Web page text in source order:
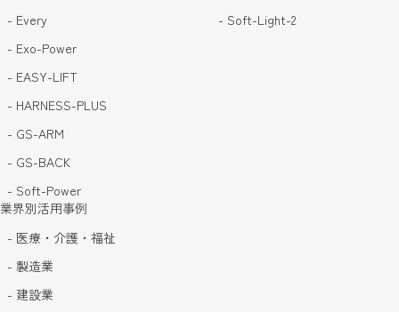
- Every
- Exo-Power
- EASY-LIFT
- HARNESS-PLUS
- GS-ARM
- GS-BACK
- Soft-Power
- Soft-Light-2
業界別活用事例
- 医療・介護・福祉
- 製造業
- 建設業